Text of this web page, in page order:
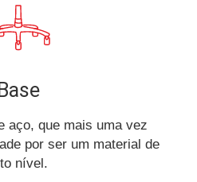
Base
aço, que mais uma vez
por ser um material de
nível.